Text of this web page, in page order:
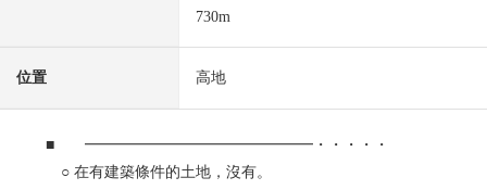
730m
位置 高地
■ ━━━━━━━━━━━━━━━・・・・・
○ 在有建築條件的土地，沒有。